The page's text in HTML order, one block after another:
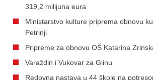
319,2 milijuna eura
Ministarstvo kulture priprema obnovu
Petrinji
Pripreme za obnovu OŠ Katarina
Varaždin i Vukovar za Glinu
Redovna nastava u 44 škole na